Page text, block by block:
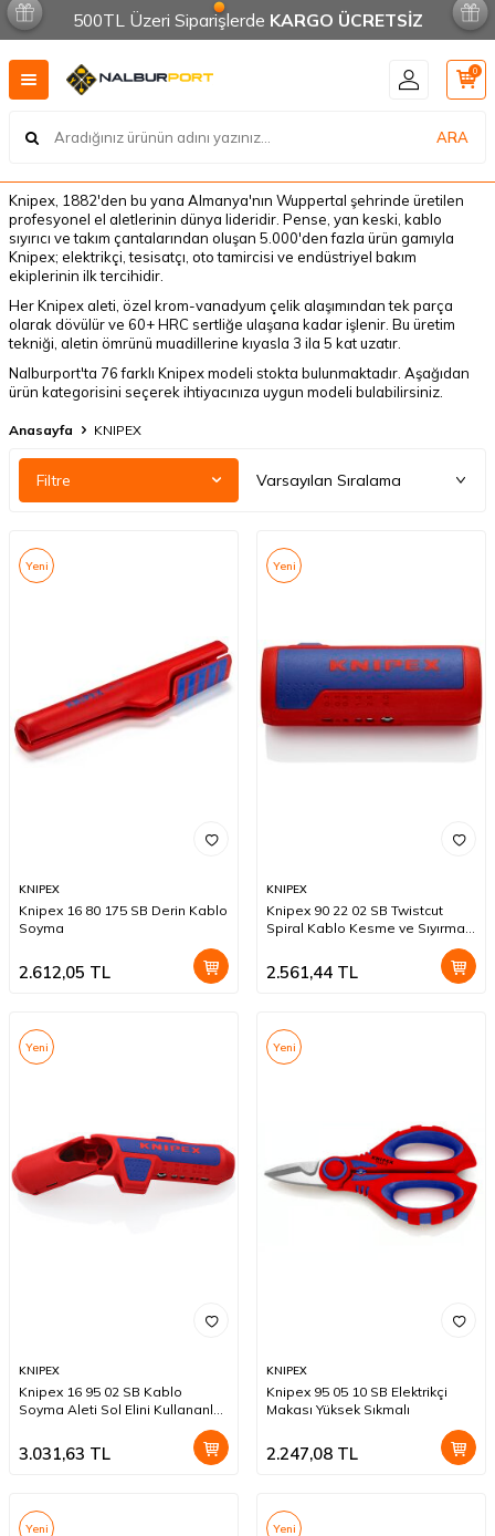
500TL Üzeri Siparişlerde KARGO ÜCRETSİZ
ARA
0
Knipex, 1882'den bu yana Almanya'nın Wuppertal şehrinde üretilen
profesyonel el aletlerinin dünya lideridir. Pense, yan keski, kablo
sıyırıcı ve takım çantalarından oluşan 5.000'den fazla ürün gamıyla
Knipex; elektrikçi, tesisatçı, oto tamircisi ve endüstriyel bakım
ekiplerinin ilk tercihidir.
Her Knipex aleti, özel krom-vanadyum çelik alaşımından tek parça
olarak dövülür ve 60+ HRC sertliğe ulaşana kadar işlenir. Bu üretim
tekniği, aletin ömrünü muadillerine kıyasla 3 ila 5 kat uzatır.
Nalburport'ta 76 farklı Knipex modeli stokta bulunmaktadır. Aşağıdan
ürün kategorisini seçerek ihtiyacınıza uygun modeli bulabilirsiniz.
Anasayfa KNIPEX
Filtre
Yeni
KNIPEX
Knipex 16 80 175 SB Derin Kablo
Soyma
2.612,05 TL
Yeni
KNIPEX
Knipex 90 22 02 SB Twistcut
Spiral Kablo Kesme ve Sıyırma
2.561,44 TL
Yeni
KNIPEX
Knipex 16 95 02 SB Kablo
Soyma Aleti Sol Elini Kullananlar
3.031,63 TL
Yeni
KNIPEX
Knipex 95 05 10 SB Elektrikçi
Makası Yüksek Sıkmalı
2.247,08 TL
Yeni Yeni